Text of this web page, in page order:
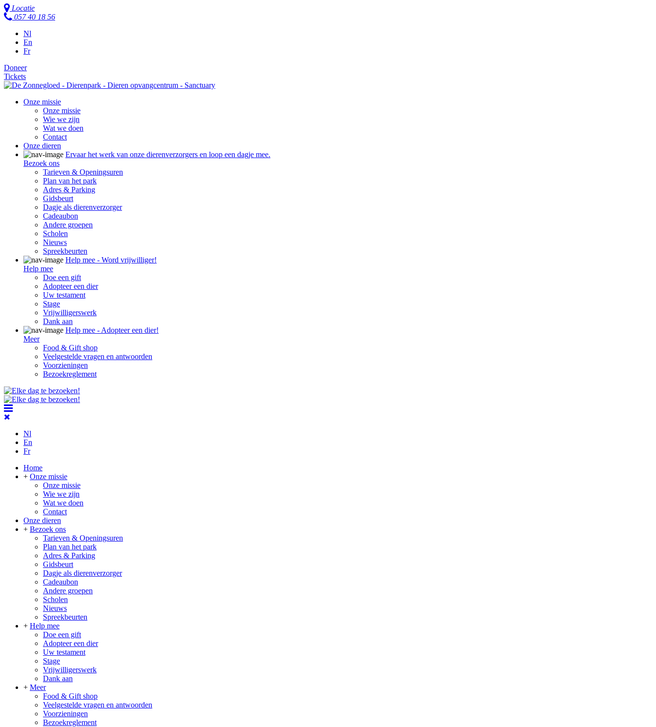
Locatie
057 40 18 56
Nl
En
Fr
Doneer
Tickets
Onze missie
Onze missie
Wie we zijn
Wat we doen
Contact
Onze dieren
Ervaar het werk van onze dierenverzorgers en loop een dagje mee.
Bezoek ons
Tarieven & Openingsuren
Plan van het park
Adres & Parking
Gidsbeurt
Dagje als dierenverzorger
Cadeaubon
Andere groepen
Scholen
Nieuws
Spreekbeurten
Help mee - Word vrijwilliger!
Help mee
Doe een gift
Adopteer een dier
Uw testament
Stage
Vrijwilligerswerk
Dank aan
Help mee - Adopteer een dier!
Meer
Food & Gift shop
Veelgestelde vragen en antwoorden
Voorzieningen
Bezoekreglement
Nl
En
Fr
Home
+ Onze missie
Onze missie
Wie we zijn
Wat we doen
Contact
Onze dieren
+ Bezoek ons
Tarieven & Openingsuren
Plan van het park
Adres & Parking
Gidsbeurt
Dagje als dierenverzorger
Cadeaubon
Andere groepen
Scholen
Nieuws
Spreekbeurten
+ Help mee
Doe een gift
Adopteer een dier
Uw testament
Stage
Vrijwilligerswerk
Dank aan
+ Meer
Food & Gift shop
Veelgestelde vragen en antwoorden
Voorzieningen
Bezoekreglement